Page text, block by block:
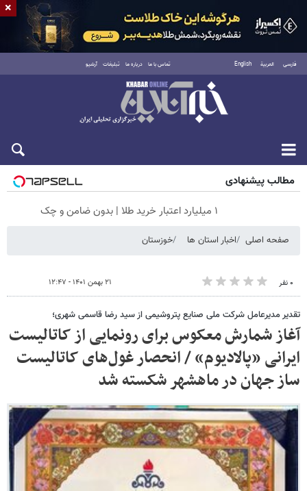
فارسی العربية English تماس با ما درباره ما تبلیغات آرشیو
جمعه ۱۶ مرداد ۱۴۰۵
مطالب پیشنهادی
۱ میلیارد اعتبار خرید طلا | بدون ضامن و چک
صفحه اصلی اخبار استان ها خوزستان
۰ نفر ۲۱ بهمن ۱۴۰۱ - ۱۲:۴۷
تقدیر مدیرعامل شرکت ملی صنایع پتروشیمی از سید رضا قاسمی شهری؛
آغاز شمارش معکوس برای رونمایی از کاتالیست
ایرانی «پالادیوم» / انحصار غول‌های کاتالیست
ساز جهان در ماهشهر شکسته شد
×